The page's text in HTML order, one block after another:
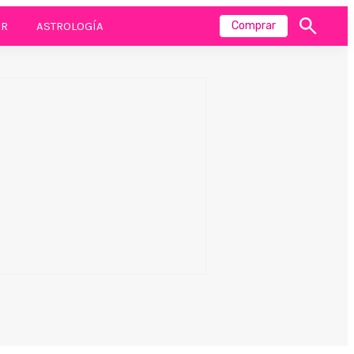
ASTROLOGÍA Comprar
Mostrar